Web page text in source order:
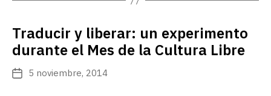
Traducir y liberar: un experimento
durante el Mes de la Cultura Libre
Fecha5 noviembre, 2014